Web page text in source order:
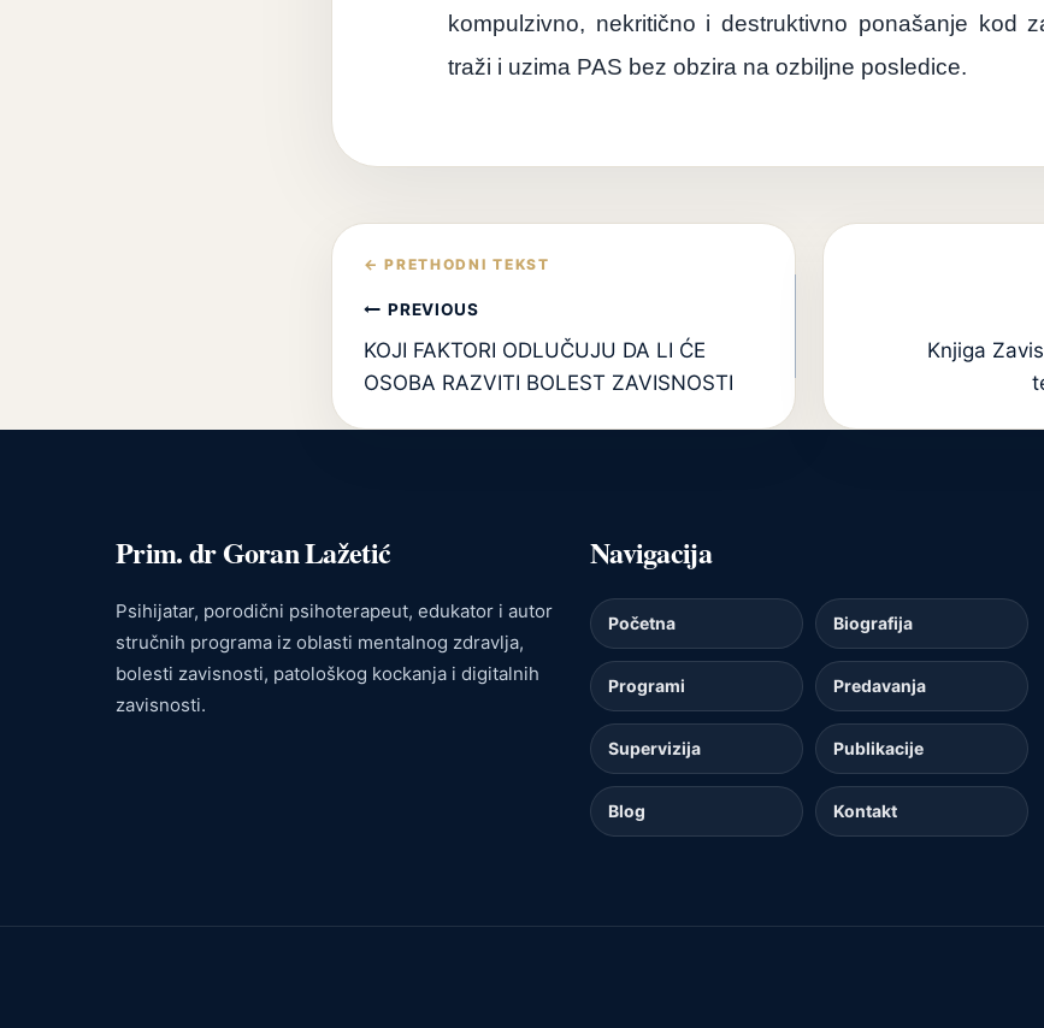
kompulzivno, nekritično i destruktivno ponašanje kod
traži i uzima PAS bez obzira na ozbiljne posledice.
Кретање
чланка
PREVIOUS
KOJI FAKTORI ODLUČUJU DA LI ĆE
OSOBA RAZVITI BOLEST ZAVISNOSTI
Knjiga
Prim. dr Goran Lažetić
Psihijatar, porodični psihoterapeut, edukator i autor
stručnih programa iz oblasti mentalnog zdravlja,
bolesti zavisnosti, patološkog kockanja i digitalnih
zavisnosti.
Navigacija
Početna Biografija
Programi Predavanja
Supervizija Publikacije
Blog Kontakt